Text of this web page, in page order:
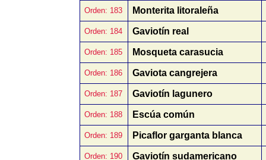
Orden: 183 Monterita litoraleña
Orden: 184 Gaviotín real
Orden: 185 Mosqueta carasucia
Orden: 186 Gaviota cangrejera
Orden: 187 Gaviotín lagunero
Orden: 188 Escúa común
Orden: 189 Picaflor garganta blanca
Orden: 190 Gaviotín sudamericano